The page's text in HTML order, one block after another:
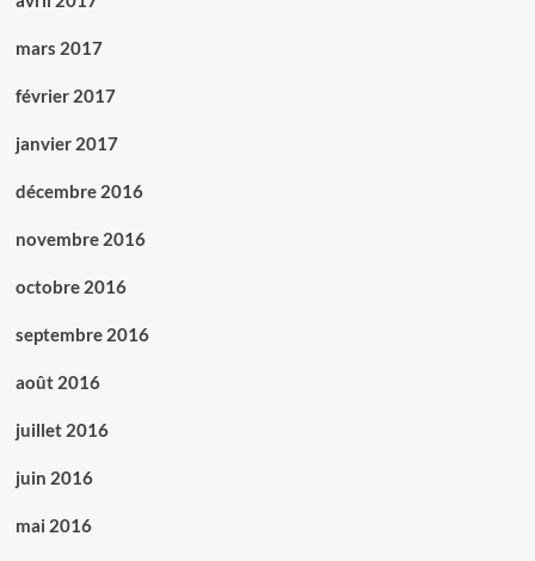
mars 2017
février 2017
janvier 2017
décembre 2016
novembre 2016
octobre 2016
septembre 2016
août 2016
juillet 2016
juin 2016
mai 2016